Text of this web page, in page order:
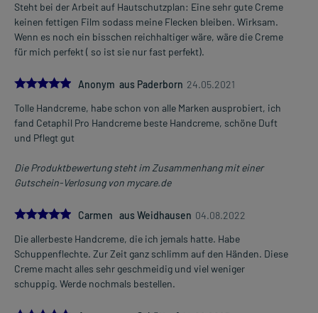
Steht bei der Arbeit auf Hautschutzplan: Eine sehr gute Creme
keinen fettigen Film sodass meine Flecken bleiben. Wirksam.
Wenn es noch ein bisschen reichhaltiger wäre, wäre die Creme
für mich perfekt ( so ist sie nur fast perfekt).
5.0Anonym aus Paderborn 24.05.2021
Tolle Handcreme, habe schon von alle Marken ausprobiert, ich
fand Cetaphil Pro Handcreme beste Handcreme, schöne Duft
und Pflegt gut
Die Produktbewertung steht im Zusammenhang mit einer
Gutschein-Verlosung von mycare.de
5.0
Carmen aus Weidhausen 04.08.2022
Die allerbeste Handcreme, die ich jemals hatte. Habe
Schuppenflechte. Zur Zeit ganz schlimm auf den Händen. Diese
Creme macht alles sehr geschmeidig und viel weniger
schuppig. Werde nochmals bestellen.